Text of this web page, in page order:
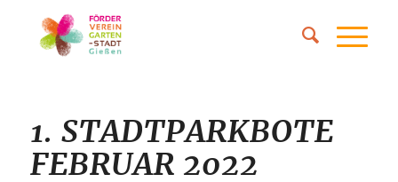
1. STADTPARKBOTE
FEBRUAR 2022